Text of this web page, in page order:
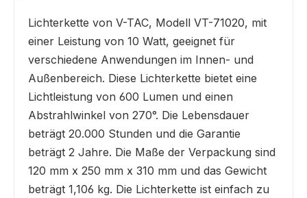
Lichterkette von V-TAC, Modell VT-71020, mit
einer Leistung von 10 Watt, geeignet für
verschiedene Anwendungen im Innen- und
Außenbereich. Diese Lichterkette bietet eine
Lichtleistung von 600 Lumen und einen
Abstrahlwinkel von 270°. Die Lebensdauer
beträgt 20.000 Stunden und die Garantie
beträgt 2 Jahre. Die Maße der Verpackung sind
120 mm x 250 mm x 310 mm und das Gewicht
beträgt 1,106 kg. Die Lichterkette ist einfach zu